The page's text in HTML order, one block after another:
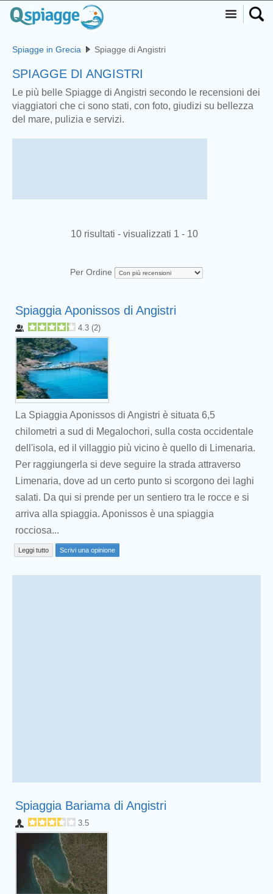
Spiagge in Grecia Spiagge di Angistri
SPIAGGE DI ANGISTRI
Le più belle Spiagge di Angistri secondo le recensioni dei
viaggiatori che ci sono stati, con foto, giudizi su bellezza
del mare, pulizia e servizi.
10 risultati - visualizzati 1 - 10
Per Ordine
Spiaggia Aponissos di Angistri
4.3 (2)
La Spiaggia Aponissos di Angistri è situata 6,5
chilometri a sud di Megalochori, sulla costa occidentale
dell'isola, ed il villaggio più vicino è quello di Limenaria.
Per raggiungerla si deve seguire la strada attraverso
Limenaria, dove ad un certo punto si scorgono dei laghi
salati. Da qui si prende per un sentiero tra le rocce e si
arriva alla spiaggia. Aponissos è una spiaggia
rocciosa...
Leggi tutto Scrivi una opinione
Spiaggia Bariama di Angistri
3.5